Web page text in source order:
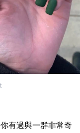
有過與一群非常奇